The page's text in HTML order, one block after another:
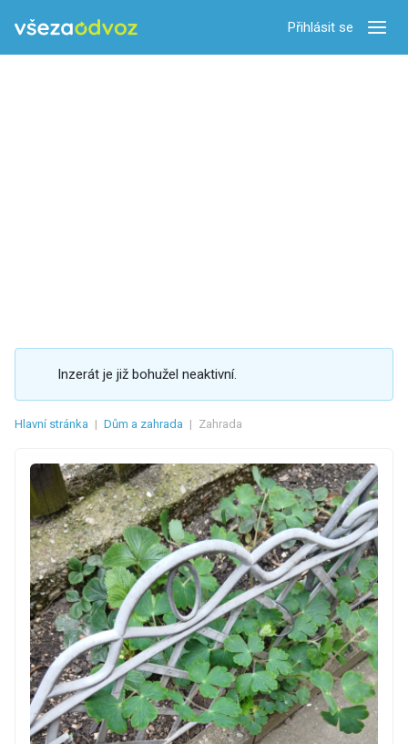
Přihlásit se
Inzerát je již bohužel neaktivní.
Hlavní stránka | Dům a zahrada | Zahrada